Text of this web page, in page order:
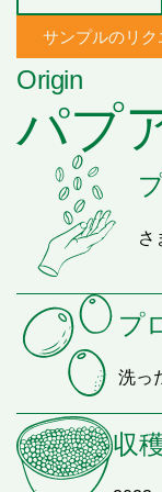
サンプルのリク
Origin
パプ
さ
プ
洗っ
収